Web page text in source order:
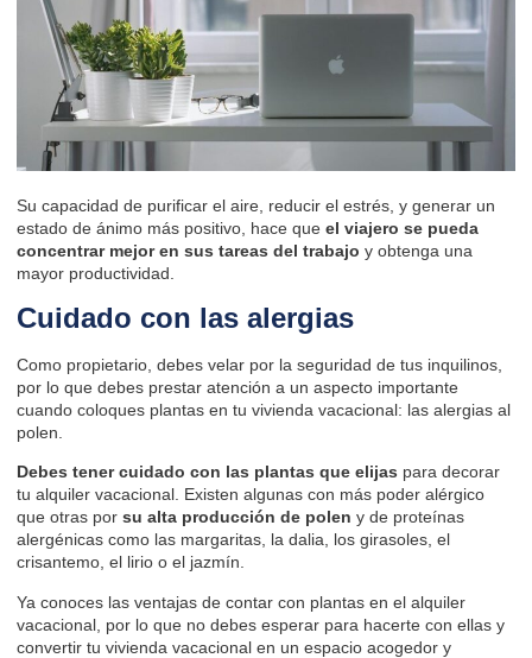
Su capacidad de purificar el aire, reducir el estrés, y generar un
estado de ánimo más positivo, hace que el viajero se pueda
concentrar mejor en sus tareas del trabajo y obtenga una
mayor productividad.
Cuidado con las alergias
Como propietario, debes velar por la seguridad de tus inquilinos
por lo que debes prestar atención a un aspecto importante
cuando coloques plantas en tu vivienda vacacional: las alergias al
polen.
Debes tener cuidado con las plantas que elijas para decorar
tu alquiler vacacional. Existen algunas con más poder alérgico
que otras por su alta producción de polen y de proteínas
alergénicas como las margaritas, la dalia, los girasoles, el
crisantemo, el lirio o el jazmín.
Ya conoces las ventajas de contar con plantas en el alquiler
vacacional, por lo que no debes esperar para hacerte con ellas y
convertir tu vivienda vacacional en un espacio acogedor y